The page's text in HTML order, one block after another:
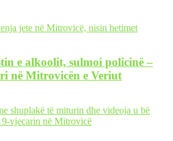
e alkoolit, sulmoi policinë –
në Mitrovicën e Veriut